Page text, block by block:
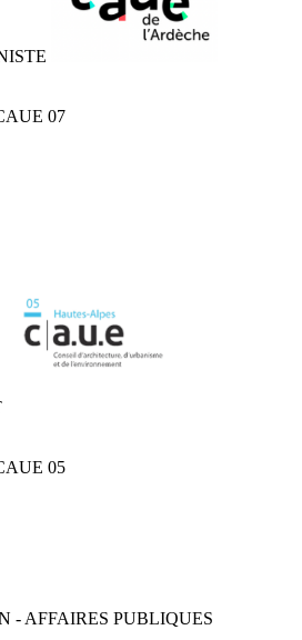
07
05
- AFFAIRES PUBLIQUES